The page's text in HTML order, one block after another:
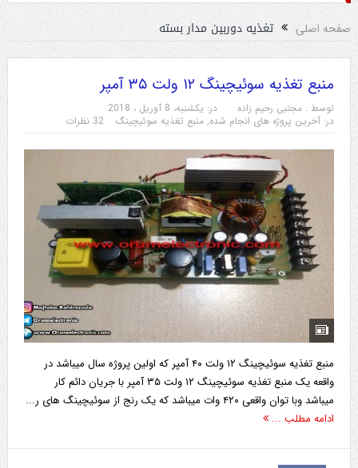
صفحه اصلی تغذیه دوربین مدار بسته
منبع تغذیه سوئیچینگ ۱۲ ولت ۳۵ آمپر
توسط : مجتبی رحیم زاده در: یکشنبه، 8 آوریل ، 2018
در: آخرین پروژه های انجام شده, منبع تغذیه سوئیچینگ 32 نظرات
منبع تغذیه سوئیچینگ ۱۲ ولت ۴۰ آمپر که اولین پروژه سال میباشد در
واقعه یک منبع تغذیه سوئیچینگ ۱۲ ولت ۳۵ آمپر با جریان دائم کار
میباشد وبا توان واقعی ۴۲۰ وات میباشد که یک رنج از سوئیچینگ های ر...
ادامه مطلب ...